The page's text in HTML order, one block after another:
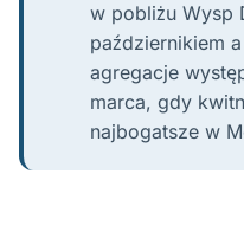
w pobliżu Wysp
październikiem
agregacje
marca, gdy
najbogatsze w